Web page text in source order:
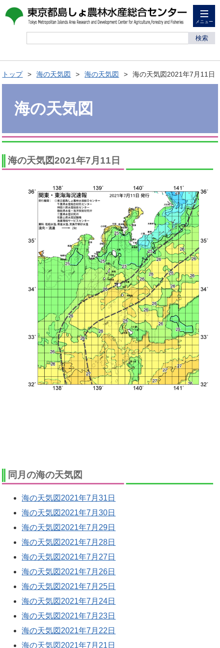
メニュー
検索
トップ 海の天気図 海の天気図 海の天気図2021年7月11日
海の天気図
海の天気図2021年7月11日
同月の海の天気図
海の天気図2021年7月31日
海の天気図2021年7月30日
海の天気図2021年7月29日
海の天気図2021年7月28日
海の天気図2021年7月27日
海の天気図2021年7月26日
海の天気図2021年7月25日
海の天気図2021年7月24日
海の天気図2021年7月23日
海の天気図2021年7月22日
海の天気図2021年7月21日